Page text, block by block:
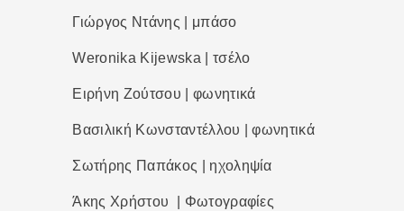
Γιώργος Ντάνης | μπάσο
Weronika Kijewska | τσέλο
Ειρήνη Ζούτσου | φωνητικά
Βασιλική Κωνσταντέλλου | φωνητικά
Σωτήρης Παπάκος | ηχοληψία
Άκης Χρήστου | Φωτογραφίες